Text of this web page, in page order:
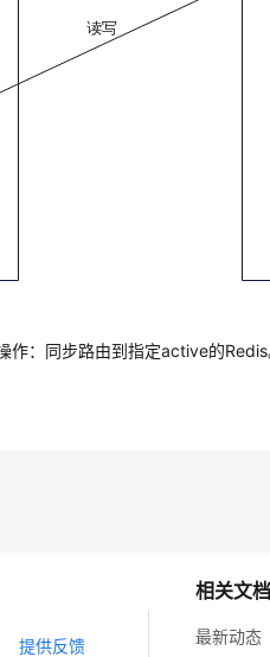
作：同步路由到指定active的
相关文档
最新动态
提供反馈